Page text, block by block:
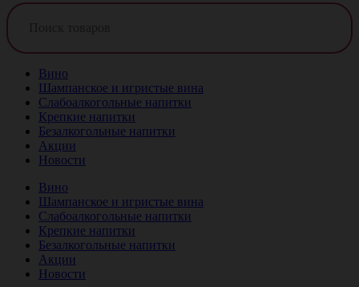
Вино
Шампанское и игристые вина
Слабоалкогольные напитки
Крепкие напитки
Безалкогольные напитки
Акции
Новости
Вино
Шампанское и игристые вина
Слабоалкогольные напитки
Крепкие напитки
Безалкогольные напитки
Акции
Новости